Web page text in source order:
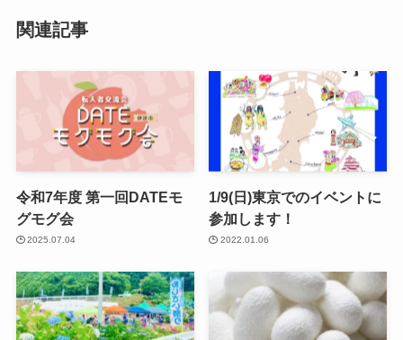
関連記事
令和7年度 第一回DATEモ
グモグ会
2025.07.04
1/9(日)東京でのイベントに
参加します！
2022.01.06